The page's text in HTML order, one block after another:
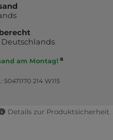
am Montag! 8
50471170 214 W115
Details zur Produktsicherheit